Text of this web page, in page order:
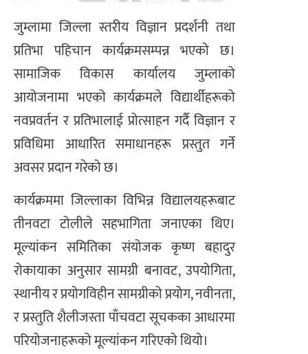
जुम्लामा जिल्ला स्तरीय विज्ञान प्रदर्शनी तथा
प्रतिभा पहिचान कार्यक्रमसम्पन्न भएको छ।
सामाजिक विकास कार्यालय जुम्लाको
आयोजनामा भएको कार्यक्रमले विद्यार्थीहरूको
नवप्रवर्तन र प्रतिभालाई प्रोत्साहन गर्दै विज्ञान र
प्रविधिमा आधारित समाधानहरू प्रस्तुत गर्ने
अवसर प्रदान गरेको छ।
कार्यक्रममा जिल्लाका विभिन्न विद्यालयहरूबाट
तीनवटा टोलीले सहभागिता जनाएका थिए।
मूल्यांकन समितिका संयोजक कृष्ण बहादुर
रोकायाका अनुसार सामग्री बनावट, उपयोगिता,
स्थानीय र प्रयोगविहीन सामग्रीको प्रयोग, नवीनता,
र प्रस्तुति शैलीजस्ता पाँचवटा सूचकका आधारमा
परियोजनाहरूको मूल्यांकन गरिएको थियो।